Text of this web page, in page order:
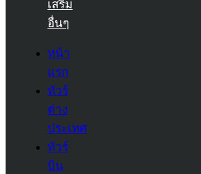
เสริม
อื่นๆ
หน้า
แรก
ทัวร์
ต่าง
ประเทศ
ทัวร์
บิน